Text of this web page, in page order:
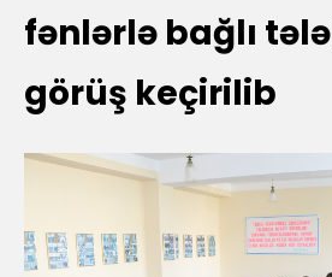
fənlərlə bağlı
görüş keçirilib